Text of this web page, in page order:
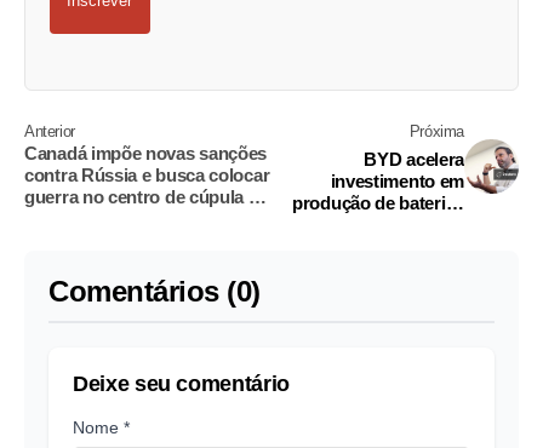
Anterior
Canadá impõe novas sanções
contra Rússia e busca colocar
guerra no centro de cúpula do
Próxima
BYD acelera
investimento em
produção de baterias
Comentários (0)
Deixe seu comentário
Nome *